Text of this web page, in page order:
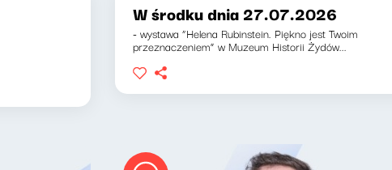
W środku dnia 27.07.2026
- wystawa “Helena Rubinstein. Piękno jest Twoim
przeznaczeniem” w Muzeum Historii Żydów...